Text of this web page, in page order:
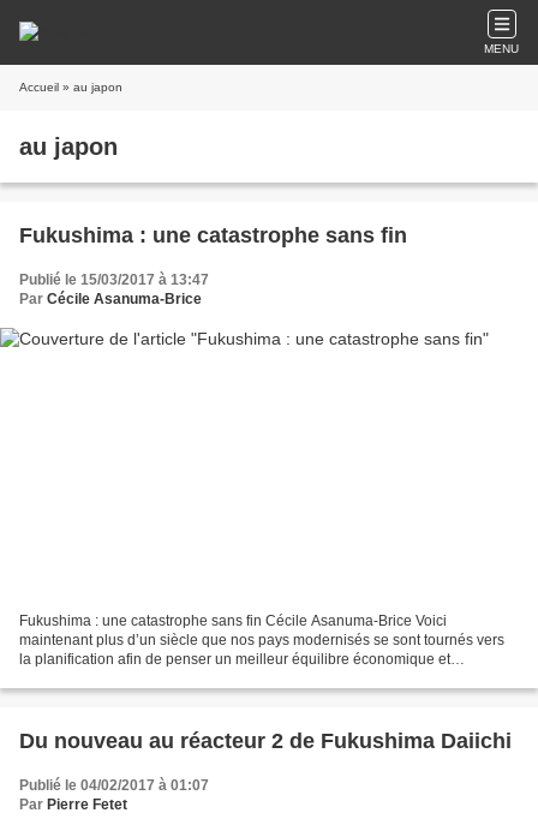
MENU
Accueil » au japon
au japon
Fukushima : une catastrophe sans fin
Publié le 15/03/2017 à 13:47
Par Cécile Asanuma-Brice
Fukushima : une catastrophe sans fin Cécile Asanuma-Brice Voici
maintenant plus d’un siècle que nos pays modernisés se sont tournés vers
la planification afin de penser un meilleur équilibre économique et
Du nouveau au réacteur 2 de Fukushima Daiichi
Publié le 04/02/2017 à 01:07
Par Pierre Fetet